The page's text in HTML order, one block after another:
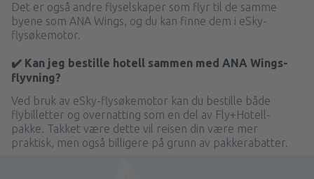
Det er også andre flyselskaper som flyr til de samme
byene som ANA Wings, og du kan finne dem i eSky-
flysøkemotor.
✔️ Kan jeg bestille hotell sammen med ANA Wings-
flyvning?
Ved bruk av eSky-flysøkemotor kan du bestille både
flybilletter og overnatting som en del av Fly+Hotell-
pakke. Takket være dette vil reisen din være mer
praktisk, men også billigere på grunn av pakkerabatter.